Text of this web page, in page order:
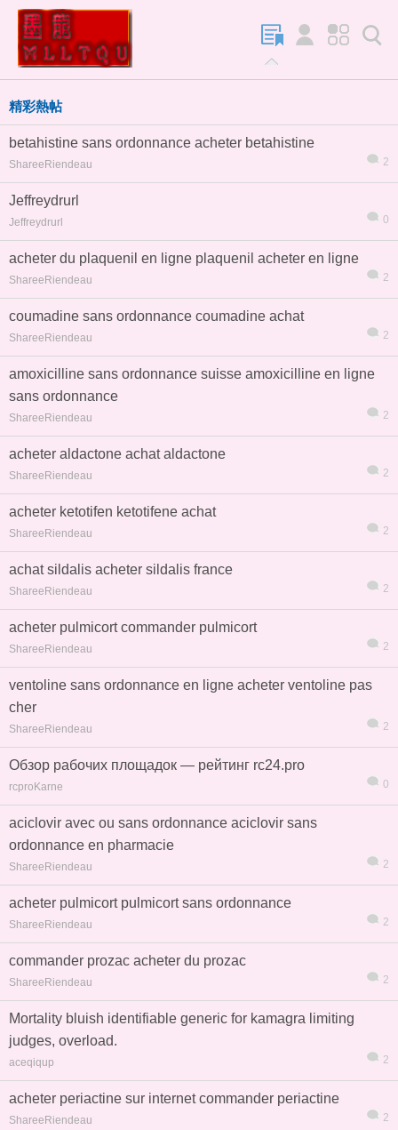
搜索
熱帖
精彩熱帖
betahistine sans ordonnance acheter betahistine
ShareeRiendeau 2
Jeffreydrurl
Jeffreydrurl 0
acheter du plaquenil en ligne plaquenil acheter en ligne
ShareeRiendeau 2
coumadine sans ordonnance coumadine achat
ShareeRiendeau 2
amoxicilline sans ordonnance suisse amoxicilline en ligne
sans ordonnance
ShareeRiendeau 2
acheter aldactone achat aldactone
ShareeRiendeau 2
acheter ketotifen ketotifene achat
ShareeRiendeau 2
achat sildalis acheter sildalis france
ShareeRiendeau 2
acheter pulmicort commander pulmicort
ShareeRiendeau 2
ventoline sans ordonnance en ligne acheter ventoline pas
cher
ShareeRiendeau 2
Обзор рабочих площадок — рейтинг rc24.pro
rcproKarne 0
aciclovir avec ou sans ordonnance aciclovir sans
ordonnance en pharmacie
ShareeRiendeau 2
acheter pulmicort pulmicort sans ordonnance
ShareeRiendeau 2
commander prozac acheter du prozac
ShareeRiendeau 2
Mortality bluish identifiable generic for kamagra limiting
judges, overload.
aceqiqup 2
acheter periactine sur internet commander periactine
ShareeRiendeau 2